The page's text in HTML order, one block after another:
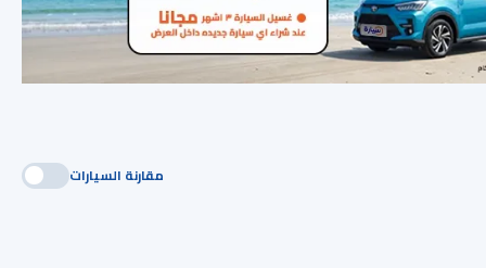
مقارنة السيارات